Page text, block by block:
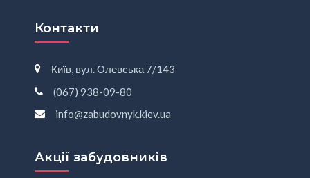
Контакти
Київ, вул. Олевська 7/143
(067) 938-09-80
info@zabudovnyk.kiev.ua
Акції забудовників